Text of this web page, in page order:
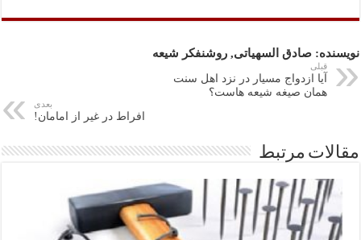
bo tte ts at
ar
ed
In
gr
a
m
ail ail تر
ا
ک
گذ
ی
نویسنده: صادق السهیاتی, روشنفکر شیعه
قبلی
آیا ازدواج مسیار در نزد اهل سنت
همان صیغه شیعه هاست؟
بعدی
افراط در غیر از امامان!
مقالات مرتبط